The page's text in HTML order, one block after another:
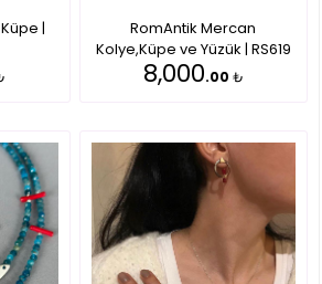
|
RomAntik Mercan
Kolye,Küpe ve Yüzük | RS619
8,000.00 ₺